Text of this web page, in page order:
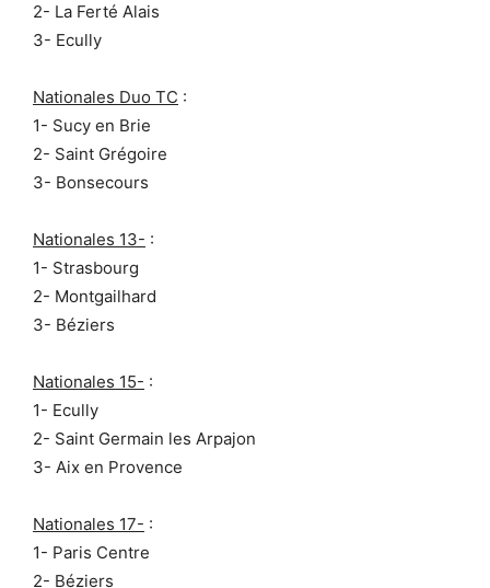
2- La Ferté Alais
3- Ecully
Nationales Duo TC :
1- Sucy en Brie
2- Saint Grégoire
3- Bonsecours
Nationales 13- :
1- Strasbourg
2- Montgailhard
3- Béziers
Nationales 15- :
1- Ecully
2- Saint Germain les Arpajon
3- Aix en Provence
Nationales 17- :
1- Paris Centre
2- Béziers